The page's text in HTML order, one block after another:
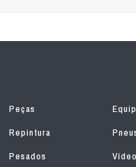
Peças
Repintura
Pesados